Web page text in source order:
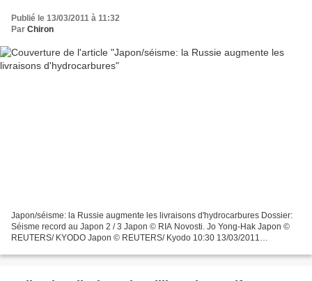
Publié le 13/03/2011 à 11:32
Par Chiron
Japon/séisme: la Russie augmente les livraisons d'hydrocarbures Dossier:
Séisme record au Japon 2 / 3 Japon © RIA Novosti. Jo Yong-Hak Japon ©
REUTERS/ KYODO Japon © REUTERS/ Kyodo 10:30 13/03/2011
http://fr.rian.ru/world/20110313/188845452.html...